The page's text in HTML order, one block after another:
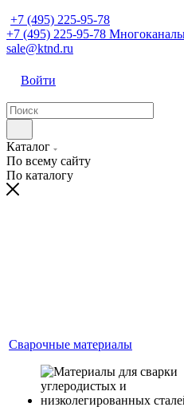
+7 (495) 225-95-78
+7 (495) 225-95-78
sale@ktnd.ru
Войти
Каталог
По всему сайту
По каталогу
Сварочные материалы